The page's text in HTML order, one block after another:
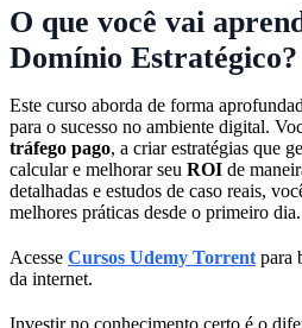
O que você vai
Domínio Estratégico?
Este curso aborda de forma
para o sucesso no ambiente digital.
tráfego pago, a criar estratégias que
calcular e melhorar seu ROI de
detalhadas e estudos de caso reais,
melhores práticas desde o primeiro dia.
Acesse Cursos Udemy Torrent para
da internet.
Investir no conhecimento certo é o